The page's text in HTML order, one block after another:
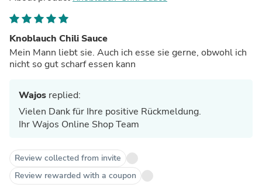
Knoblauch Chili Sauce
Mein Mann liebt sie. Auch ich esse sie gerne, obwohl ich
nicht so gut scharf essen kann
Wajos replied:
Vielen Dank für Ihre positive Rückmeldung.
Ihr Wajos Online Shop Team
Review collected from invite
Review rewarded with a coupon